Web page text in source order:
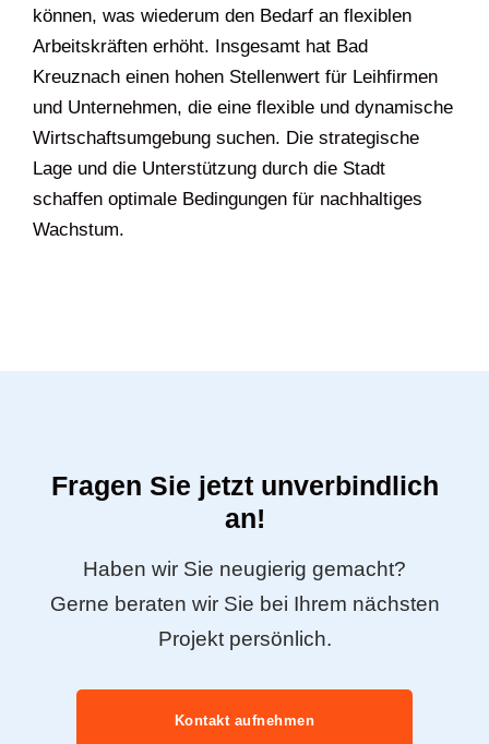
können, was wiederum den Bedarf an flexiblen
Arbeitskräften erhöht. Insgesamt hat Bad
Kreuznach einen hohen Stellenwert für Leihfirmen
und Unternehmen, die eine flexible und dynamische
Wirtschaftsumgebung suchen. Die strategische
Lage und die Unterstützung durch die Stadt
schaffen optimale Bedingungen für nachhaltiges
Wachstum.
Fragen Sie jetzt unverbindlich
an!
Haben wir Sie neugierig gemacht?
Gerne beraten wir Sie bei Ihrem nächsten
Projekt persönlich.
Kontakt aufnehmen